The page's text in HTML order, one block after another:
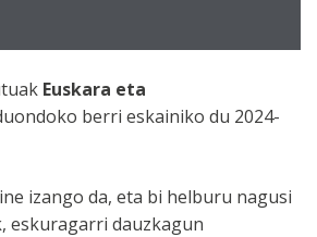
Euskara eta
berri eskainiko du 2024-
izango da, eta bi helburu nagusi
eskuragarri dauzkagun